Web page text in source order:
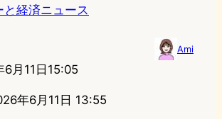
と経済ニュース
Ami
6月11日15:05
年6月11日 13:55